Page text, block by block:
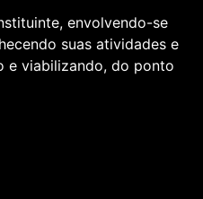
envolvendo-se
suas atividades e
e viabilizando, do ponto